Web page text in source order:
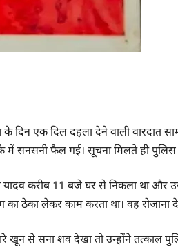
दिन एक दिल दहला देने वाली वारदात
सनसनी फैल गई। सूचना मिलते ही
करीब 11 बजे घर से निकला था और
ठेका लेकर काम करता था। वह
खून से सना शव देखा तो उन्होंने तत्काल